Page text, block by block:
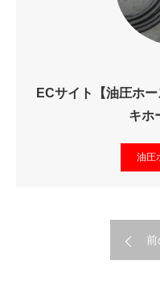
ECサイト【油圧ホ
キホ
油圧
前